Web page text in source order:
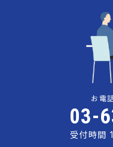
お電
03-
受付時間